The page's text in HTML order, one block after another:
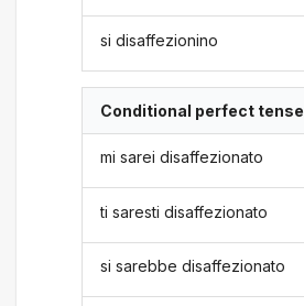
si disaffezionino
Conditional perfect tense
mi sarei disaffezionato
ti saresti disaffezionato
si sarebbe disaffezionato